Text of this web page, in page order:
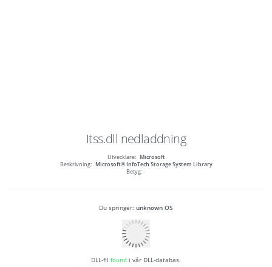
Itss.dll nedladdning
Utvecklare: Microsoft
Beskrivning: Microsoft® InfoTech Storage System Library
Betyg:
Du springer: unknown OS
DLL-fil found i vår DLL-databas.